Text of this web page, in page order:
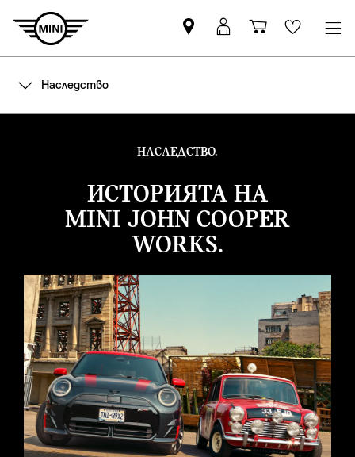
Намерете
партньор
Вход
в
Количка
за
Wishlist
Наследство
НАСЛЕДСТВО.
ИСТОРИЯТА НА
MINI JOHN COOPER
WORKS.